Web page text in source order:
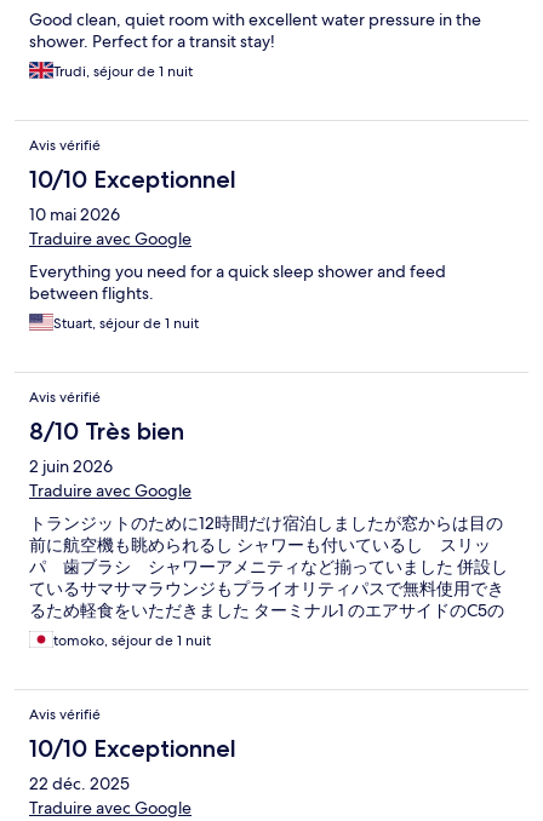
Good clean, quiet room with excellent water pressure in the
shower. Perfect for a transit stay!
Trudi, séjour de 1 nuit
Avis vérifié
10/10 Exceptionnel
10 mai 2026
Traduire avec Google
Everything you need for a quick sleep shower and feed
between flights.
Stuart, séjour de 1 nuit
Avis vérifié
8/10 Très bien
2 juin 2026
Traduire avec Google
トランジットのために12時間だけ宿泊しましたが窓からは目の
前に航空機も眺められるし シャワーも付いているし スリッ
パ 歯ブラシ シャワーアメニティなど揃っていました 併設し
ているサマサマラウンジもプライオリティパスで無料使用でき
るため軽食をいただきました ターミナル1 のエアサイドのC5の
近くにあり 大変便利でした
tomoko, séjour de 1 nuit
Avis vérifié
10/10 Exceptionnel
22 déc. 2025
Traduire avec Google